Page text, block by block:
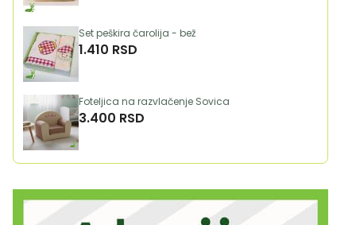
Set peškira čarolija - bež
1.410 RSD
Foteljica na razvlačenje Sovica
3.400 RSD